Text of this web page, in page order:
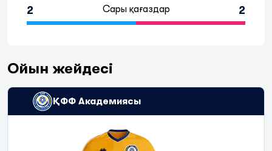
2 Сары қағаздар 2
Ойын жейдесі
ҚФФ Академиясы